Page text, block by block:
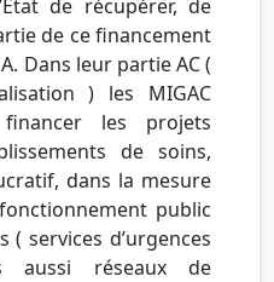
de récupérer, de
de ce financement
Dans leur partie AC (
) les MIGAC
les projets
de soins,
dans la mesure
public
services d’urgences
aussi réseaux de